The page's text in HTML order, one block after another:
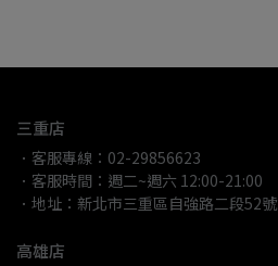
三重店
．客服專線：02-29856623
．客服時間：週二~週六 12:00-21:00
．地址：新北市三重區自強路二段52號
高雄店